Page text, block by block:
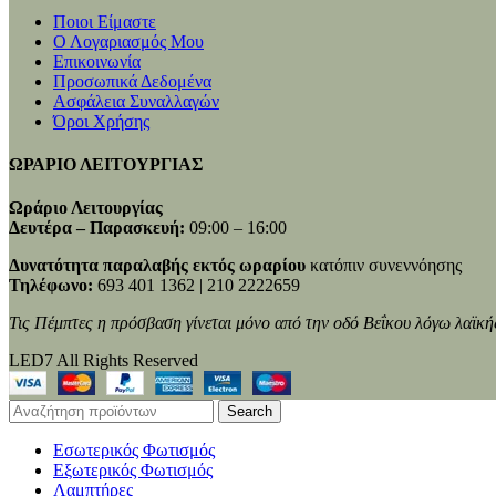
Ποιοι Είμαστε
Ο Λογαριασμός Μου
Επικοινωνία
Προσωπικά Δεδομένα
Ασφάλεια Συναλλαγών
Όροι Χρήσης
ΩΡΑΡΙΟ ΛΕΙΤΟΥΡΓΙΑΣ
Ωράριο Λειτουργίας
Δευτέρα – Παρασκευή: 09:00 – 16:00
Δυνατότητα παραλαβής εκτός ωραρίου κατόπιν συνεννόησης
Τηλέφωνο: 693 401 1362 | 210 2222659
Τις Πέμπτες η πρόσβαση γίνεται μόνο από την οδό Βεΐκου λόγω
LED7 All Rights Reserved
Search
Εσωτερικός Φωτισμός
Εξωτερικός Φωτισμός
Λαμπτήρες